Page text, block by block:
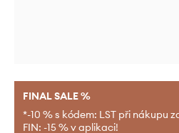
FINAL SALE %
*-10 % s kódem: LST při nákupu
FIN: -15 % v aplikaci!